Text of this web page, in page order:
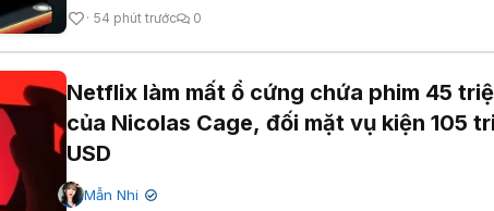
54 phút trước 0
Netflix làm mất ổ cứng chứa phim 45
của Nicolas Cage, đối mặt vụ kiện 105
USD
Mẫn Nhi ✔